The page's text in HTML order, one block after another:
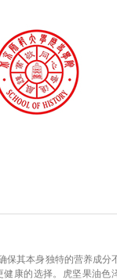
其本身独特的营养成分
康的选择。虎坚果油色